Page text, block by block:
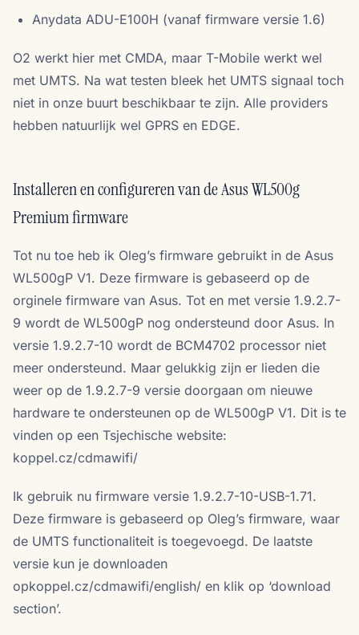
Anydata ADU-E100H (vanaf firmware versie 1.6)
O2 werkt hier met CMDA, maar T-Mobile werkt wel
met UMTS. Na wat testen bleek het UMTS signaal toch
niet in onze buurt beschikbaar te zijn. Alle providers
hebben natuurlijk wel GPRS en EDGE.
Installeren en configureren van de Asus WL500g
Premium firmware
Tot nu toe heb ik Oleg’s firmware gebruikt in de Asus
WL500gP V1. Deze firmware is gebaseerd op de
orginele firmware van Asus. Tot en met versie 1.9.2.7-
9 wordt de WL500gP nog ondersteund door Asus. In
versie 1.9.2.7-10 wordt de BCM4702 processor niet
meer ondersteund. Maar gelukkig zijn er lieden die
weer op de 1.9.2.7-9 versie doorgaan om nieuwe
hardware te ondersteunen op de WL500gP V1. Dit is te
vinden op een Tsjechische website:
koppel.cz/cdmawifi/
Ik gebruik nu firmware versie 1.9.2.7-10-USB-1.71.
Deze firmware is gebaseerd op Oleg’s firmware, waar
de UMTS functionaliteit is toegevoegd. De laatste
versie kun je downloaden
opkoppel.cz/cdmawifi/english/ en klik op ‘download
section’.